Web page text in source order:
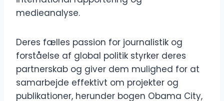
medieanalyse.
Deres fælles passion for journalistik og
forståelse af global politik styrker deres
partnerskab og giver dem mulighed for at
samarbejde effektivt om projekter og
publikationer, herunder bogen Obama City,